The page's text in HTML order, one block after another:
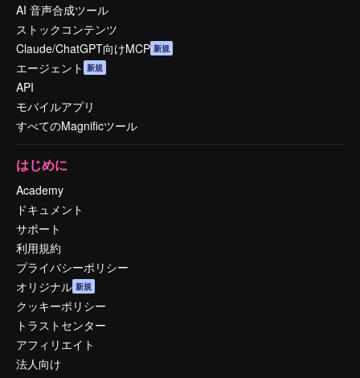
AI 音声合成ツール
ストックコンテンツ
Claude/ChatGPT向けMCP 新規
エージェント 新規
API
モバイルアプリ
すべてのMagnificツール
はじめに
Academy
ドキュメント
サポート
利用規約
プライバシーポリシー
オリジナル 新規
クッキーポリシー
トラストセンター
アフィリエイト
法人向け